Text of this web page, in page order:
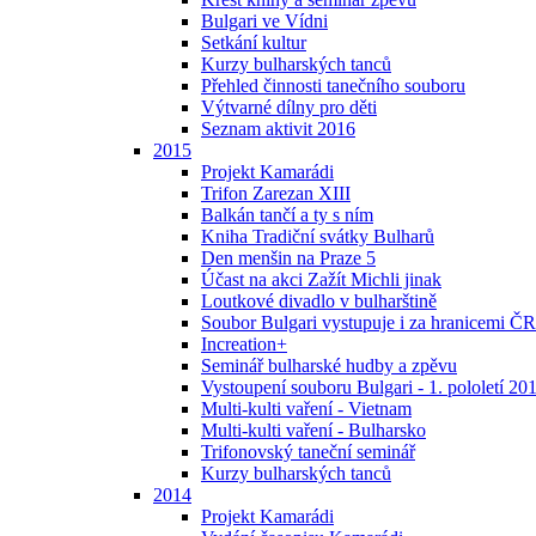
Bulgari ve Vídni
Setkání kultur
Kurzy bulharských tanců
Přehled činnosti tanečního souboru
Výtvarné dílny pro děti
Seznam aktivit 2016
2015
Projekt Kamarádi
Trifon Zarezan XIII
Balkán tančí a ty s ním
Kniha Tradiční svátky Bulharů
Den menšin na Praze 5
Účast na akci Zažít Michli jinak
Loutkové divadlo v bulharštině
Soubor Bulgari vystupuje i za hranicemi ČR
Increation+
Seminář bulharské hudby a zpěvu
Vystoupení souboru Bulgari - 1. pololetí
Multi-kulti vaření - Vietnam
Multi-kulti vaření - Bulharsko
Trifonovský taneční seminář
Kurzy bulharských tanců
2014
Projekt Kamarádi